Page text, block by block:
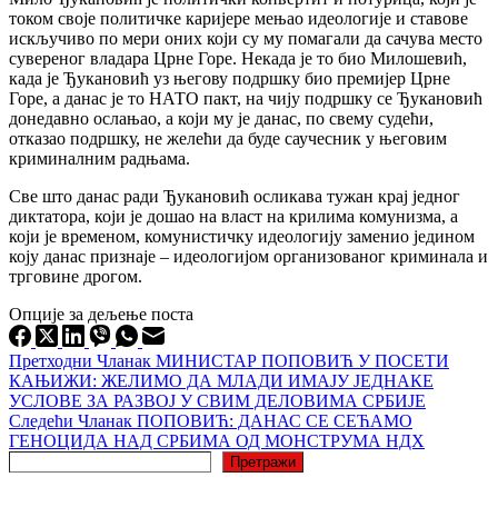
током своје политичке каријере мењао идеологије и ставове
искључиво по мери оних који су му помагали да сачува место
сувереног владара Црне Горе. Некада је то био Милошевић,
када је Ђукановић уз његову подршку био премијер Црне
Горе, а данас је то НАТО пакт, на чију подршку се Ђукановић
донедавно ослањао, а који му је данас, по свему судећи,
отказао подршку, не желећи да буде саучесник у његовим
криминалним радњама.
Све што данас ради Ђукановић осликава тужан крај једног
диктатора, који је дошао на власт на крилима комунизма, а
који је временом, комунистичку идеологију заменио једином
коју данас признаје – идеологијом организованог криминала и
трговине дрогом.
Опције за дељење поста
Претходни Чланак МИНИСТАР ПОПОВИЋ У ПОСЕТИ
КАЊИЖИ: ЖЕЛИМО ДА МЛАДИ ИМАЈУ ЈЕДНАКЕ
УСЛОВЕ ЗА РАЗВОЈ У СВИМ ДЕЛОВИМА СРБИЈЕ
Следећи Чланак ПОПОВИЋ: ДАНАС СЕ СЕЋАМО
ГЕНОЦИДА НАД СРБИМА ОД МОНСТРУМА НДХ
Претражи